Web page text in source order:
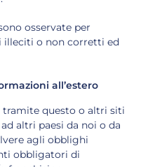
osservate per
illeciti o non corretti ed
all’estero
questo o altri siti
altri paesi da noi o da
agli obblighi
obbligatori di